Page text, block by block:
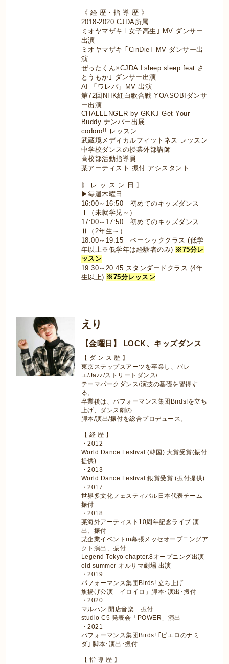
《 経 歴・指 導 歴 》
2018-2020 CJDA所属
ミオヤマザキ ｢女子高生｣ MV ダンサー
出演
ミオヤマザキ ｢ CinDie ｣ MV ダンサー出
演
ぜったくん×CJDA ｢ sleep sleep feat.さ
とうもか｣ ダンサー出演
AI
「ワレバ」 MV出演
第72回 NHK紅白歌合戦 YOASOBI ダンサ
ー出演
CHALLENGER by GKKJ Get Your
Buddy ナンバー出展
codoro!! レッスン
武蔵境メディカルフィットネス レッスン
中学校ダンスの授業外部講師
高校部活動指導員
某アーティスト 振付 アシスタント
〖 レ ッ ス ン 日 〗
▶毎週木曜日
16:00～16:50 初めてのキッズダンス
Ⅰ（未就学児～）
17:00～17:50 初めてのキッズダンス
Ⅱ（2年生～）
18:00～19:15 ベーシッククラス (低学
年以上※低学年は経験者のみ) ※75分レ
ッスン
19:30～20:45 スタンダードクラス (4年
生以上) ※75分レッスン
えり
【金曜日】 LOCK、キッズダンス
【 ダ ン ス 歴 】
東京ステップスアーツを卒業し、バレ
エ/Jazz/ストリートダンス/
テーマパークダンス/演技の基礎を習得す
る。
卒業後は、パフォーマンス集団Birds!を立ち
上げ、ダンス劇の
脚本/演出/振付を総合プロデュース。
【 経 歴 】
・2012
World Dance Festival (韓国) 大賞受賞(振付
提供)
・2013
World Dance Festival 銀賞受賞 (振付提供)
・2017
世界多文化フェスティバル日本代表チーム
振付
・2018
某海外アーティスト10周年記念ライブ 演
出、振付
某企業イベントin幕張メッセオープニングア
クト演出、振付
Legend Tokyo chapter.8オープニング出演
old summer オルサマ劇場 出演
・2019
パフォーマンス集団Birds! 立ち上げ
旗揚げ公演「イロイロ」脚本･演出･振付
・2020
マルハン 開店音楽 振付
studio C5 発表会「POWER」演出
・2021
パフォーマンス集団Birds! ｢ピエロのナミ
ダ｣ 脚本･演出･振付
【 指 導 歴 】